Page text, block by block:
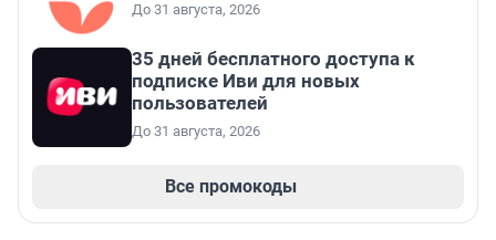
До 31 августа, 2026
35 дней бесплатного доступа к
подписке Иви для новых
пользователей
До 31 августа, 2026
Все промокоды